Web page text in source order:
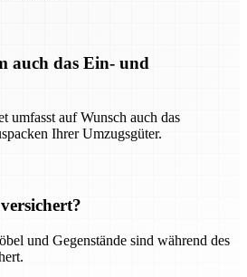
auch das Ein- und
umfasst auf Wunsch auch das
Ihrer Umzugsgüter.
und Gegenstände sind während des